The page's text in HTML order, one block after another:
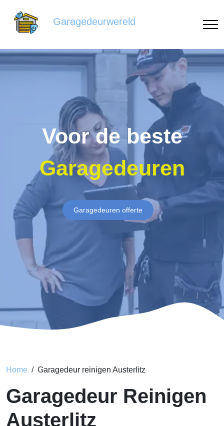
Garagedeurwereld
Voor de beste
Garagedeuren
Garagedeuren offerte
Home Garagedeur reinigen Austerlitz
Garagedeur Reinigen
Austerlitz